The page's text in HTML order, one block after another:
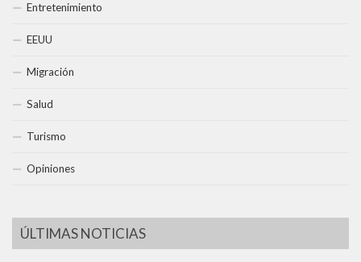
Entretenimiento
EEUU
Migración
Salud
Turismo
Opiniones
ÚLTIMAS NOTICIAS